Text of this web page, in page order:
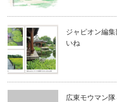
ジャピオン編
いね
広東モウマン